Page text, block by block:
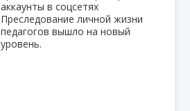
Преследование личной жизни
педагогов вышло на новый
уровень.